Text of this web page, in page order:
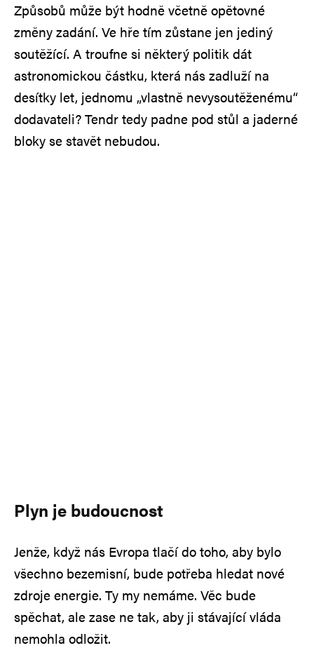
Způsobů může být hodně včetně opětovné
změny zadání. Ve hře tím zůstane jen jediný
soutěžící. A troufne si některý politik dát
astronomickou částku, která nás zadluží na
desítky let, jednomu „vlastně nevysoutěženému“
dodavateli? Tendr tedy padne pod stůl a jaderné
bloky se stavět nebudou.
Plyn je budoucnost
Jenže, když nás Evropa tlačí do toho, aby bylo
všechno bezemisní, bude potřeba hledat nové
zdroje energie. Ty my nemáme. Věc bude
spěchat, ale zase ne tak, aby ji stávající vláda
nemohla odložit.